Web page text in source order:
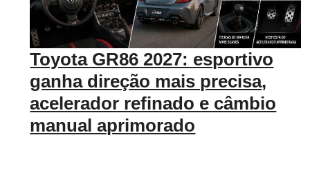
Toyota GR86 2027: esportivo
ganha direção mais precisa,
acelerador refinado e câmbio
manual aprimorado